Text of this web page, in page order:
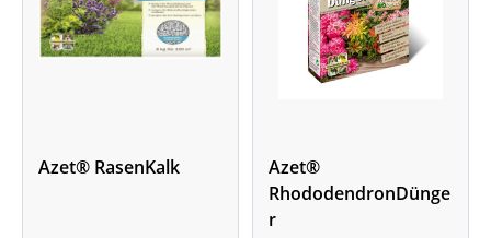
Azet® RasenKalk
Azet®
RhododendronDünge
r